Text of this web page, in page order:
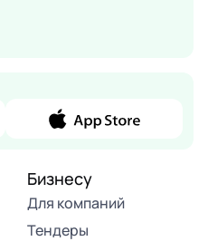
Бизнесу
Для компаний
Тендеры